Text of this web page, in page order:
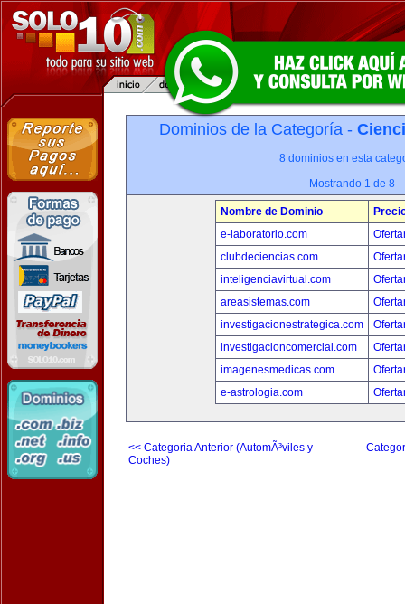
Dominios de la Categoría -
8 dominios en esta
Mostrando 1 de 8
Nombre de Dominio
e-laboratorio.com
clubdeciencias.com
inteligenciavirtual.com
areasistemas.com
investigacionestrategica.com
investigacioncomercial.com
imagenesmedicas.com
e-astrologia.com
<< Categoria Anterior (AutomÃ³viles y
Coches)